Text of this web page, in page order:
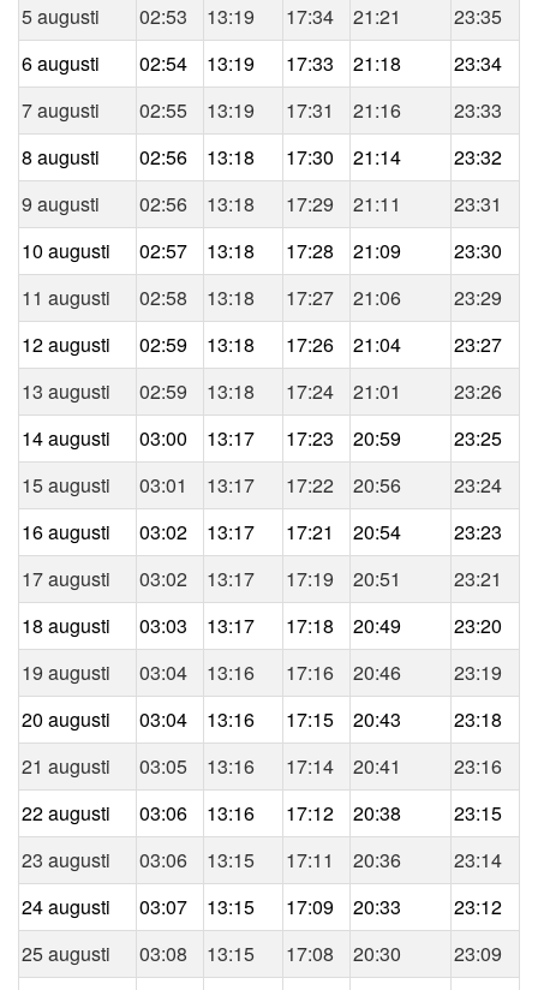
5 augusti
02:53 13:19 17:34 21:21
23:35
6 augusti
02:54 13:19 17:33 21:18
23:34
7 augusti
02:55 13:19 17:31 21:16
23:33
8 augusti
02:56 13:18 17:30 21:14
23:32
9 augusti
02:56 13:18 17:29 21:11
23:31
10 augusti
02:57 13:18 17:28 21:09
23:30
11 augusti
02:58 13:18 17:27 21:06
23:29
12 augusti
02:59 13:18 17:26 21:04
23:27
13 augusti
02:59 13:18 17:24 21:01
23:26
14 augusti
03:00 13:17 17:23 20:59
23:25
15 augusti
03:01 13:17 17:22 20:56
23:24
16 augusti
03:02 13:17 17:21 20:54
23:23
17 augusti
03:02 13:17 17:19 20:51
23:21
18 augusti
03:03 13:17 17:18 20:49
23:20
19 augusti
03:04 13:16 17:16 20:46
23:19
20 augusti
03:04 13:16 17:15 20:43
23:18
21 augusti
03:05 13:16 17:14 20:41
23:16
22 augusti
03:06 13:16 17:12 20:38
23:15
23 augusti
03:06 13:15 17:11 20:36
23:14
24 augusti
03:07 13:15 17:09 20:33
23:12
25 augusti
03:08 13:15 17:08 20:30
23:09